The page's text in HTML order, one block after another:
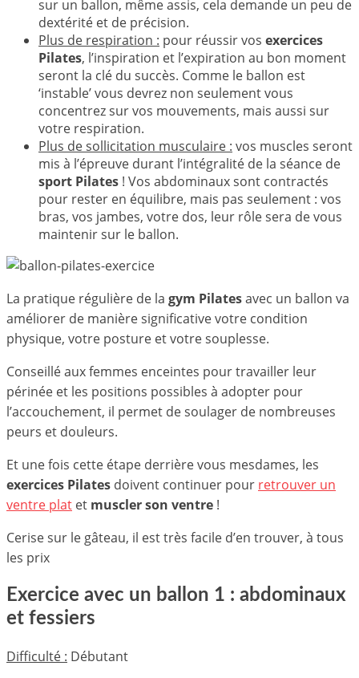
sur un ballon, même assis, cela demande un peu de
dextérité et de précision.
Plus de respiration : pour réussir vos exercices
Pilates, l’inspiration et l’expiration au bon moment
seront la clé du succès. Comme le ballon est
‘instable’ vous devrez non seulement vous
concentrez sur vos mouvements, mais aussi sur
votre respiration.
Plus de sollicitation musculaire : vos muscles seront
mis à l’épreuve durant l’intégralité de la séance de
sport Pilates ! Vos abdominaux sont contractés
pour rester en équilibre, mais pas seulement : vos
bras, vos jambes, votre dos, leur rôle sera de vous
maintenir sur le ballon.
La pratique régulière de la gym Pilatesavec un ballon va
améliorer de manière significative votre condition
physique, votre posture et votre souplesse.
Conseillé aux femmes enceintes pour travailler leur
périnée et les positions possibles à adopter pour
l’accouchement, il permet de soulager de nombreuses
peurs et douleurs.
Et une fois cette étape derrière vous mesdames, les
exercices Pilates doivent continuer pour retrouver un
ventre plat et muscler son ventre !
Cerise sur le gâteau, il est très facile d’en trouver, à tous
les prix
Exercice avec un ballon 1 : abdominaux
et fessiers
Difficulté : Débutant